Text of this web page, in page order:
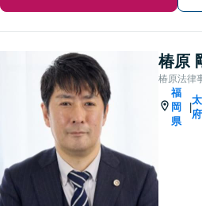
椿原
椿原法律
福
岡
県